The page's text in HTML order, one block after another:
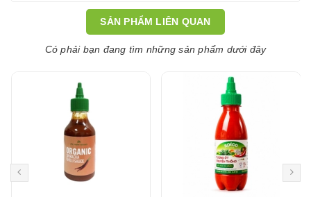
SẢN PHẨM LIÊN QUAN
Có phải bạn đang tìm những sản phẩm dưới đây